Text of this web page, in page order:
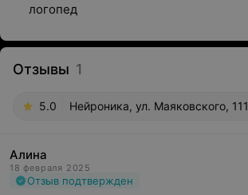
логопед
Отзывы 1
5.0 Нейроника, ул. Маяковского, 111
Алина
18 февраля 2025
Отзыв подтвержден